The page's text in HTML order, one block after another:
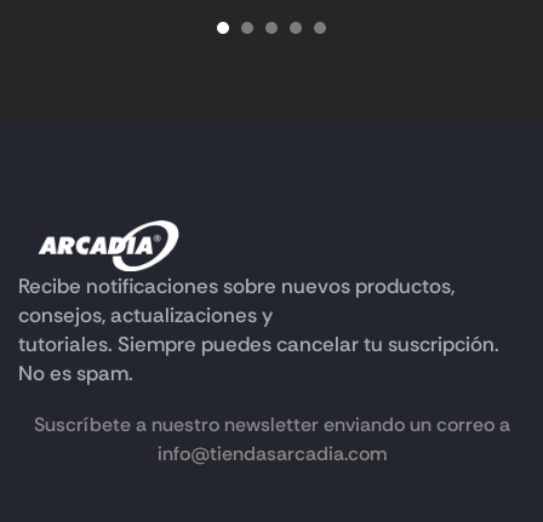
Recibe notificaciones sobre nuevos productos,
consejos, actualizaciones y
tutoriales. Siempre puedes cancelar tu suscripción.
No es spam.
Suscríbete a nuestro newsletter enviando un correo a
info@tiendasarcadia.com